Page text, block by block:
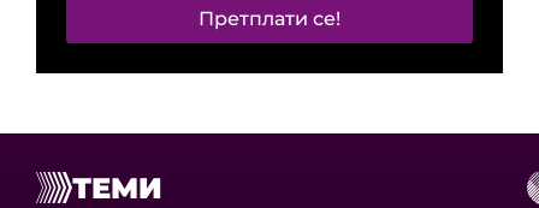
Претплати се!
ТЕМИ